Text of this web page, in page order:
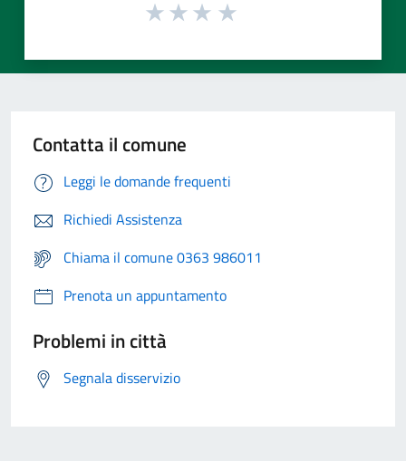
Contatta il comune
Leggi le domande frequenti
Richiedi Assistenza
Chiama il comune 0363 986011
Prenota un appuntamento
Problemi in città
Segnala disservizio